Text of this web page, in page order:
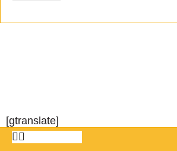
[gtranslate]